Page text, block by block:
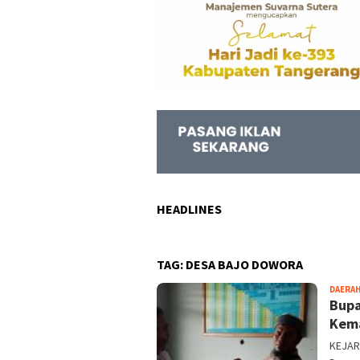
HEADLINES
TAG: DESA BAJO DOWORA